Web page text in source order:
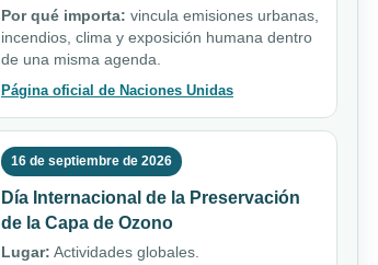
Por qué importa: vincula emisiones urbanas,
incendios, clima y exposición humana dentro
de una misma agenda.
Página oficial de Naciones Unidas
16 de septiembre de 2026
Día Internacional de la Preservación
de la Capa de Ozono
Lugar: Actividades globales.